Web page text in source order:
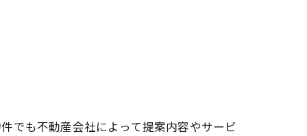
でも不動産会社によって提案内容やサービ